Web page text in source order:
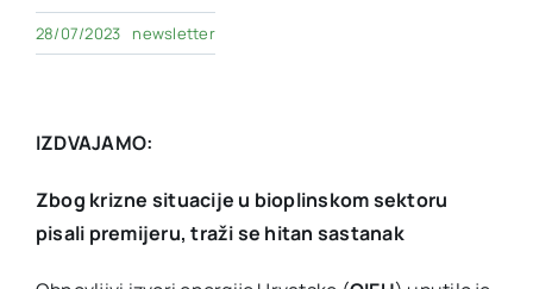
28/07/2023 newsletter
IZDVAJAMO:
Zbog krizne situacije u bioplinskom sektoru
pisali premijeru, traži se hitan sastanak